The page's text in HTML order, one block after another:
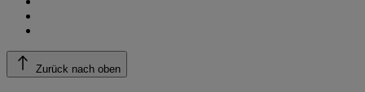
Zurück nach oben